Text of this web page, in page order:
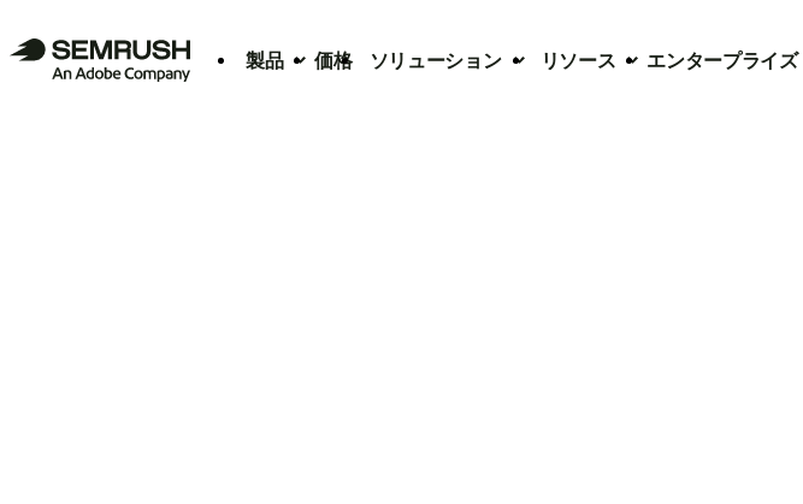
製品 価格 ソリューション リソース エンタープライズ